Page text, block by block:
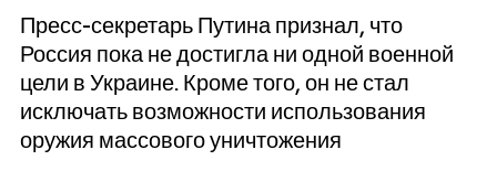
Пресс-секретарь Путина признал, что
Россия пока не достигла ни одной военной
цели в Украине. Кроме того, он не стал
исключать возможности использования
оружия массового уничтожения